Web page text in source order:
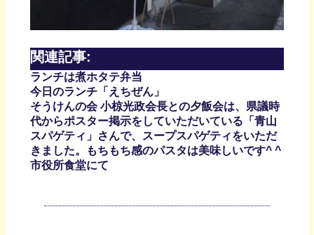
関連記事:
ランチは煮ホタテ弁当
今日のランチ「えちぜん」
そうけんの会 小椋光政会長との夕飯会は、県議時
代からポスター掲示をしていただいている「青山
スパゲティ」さんで、スープスパゲティをいただ
きました。もちもち感のパスタは美味しいです^ ^
市役所食堂にて